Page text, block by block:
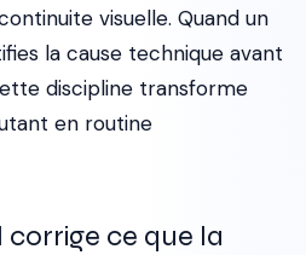
visuelle. Quand un
la cause technique avant
discipline transforme
en routine
ce que la